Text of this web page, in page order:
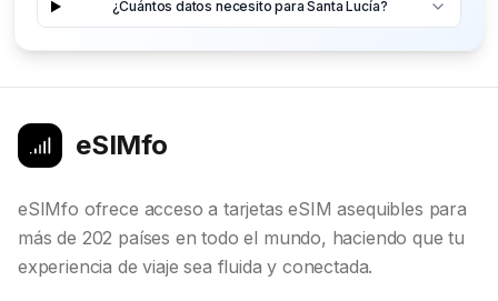
¿Cuántos datos necesito para Santa Lucía?
eSIMfo
eSIMfo ofrece acceso a tarjetas eSIM asequibles para
más de 202 países en todo el mundo, haciendo que tu
experiencia de viaje sea fluida y conectada.